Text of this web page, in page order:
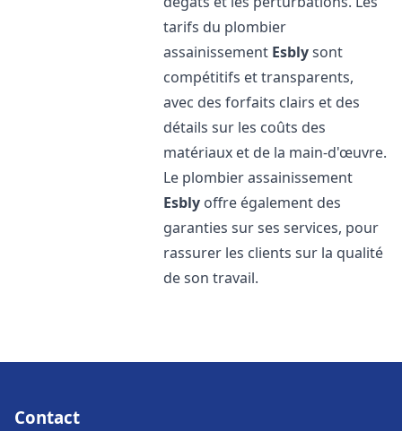
tarifs du plombier
assainissement Esblysont
compétitifs et transparents,
avec des forfaits clairs et des
détails sur les coûts des
matériaux et de la main-d'œuvre.
Le plombier assainissement
Esbly offre également des
garanties sur ses services, pour
rassurer les clients sur la qualité
de son travail.
Contact